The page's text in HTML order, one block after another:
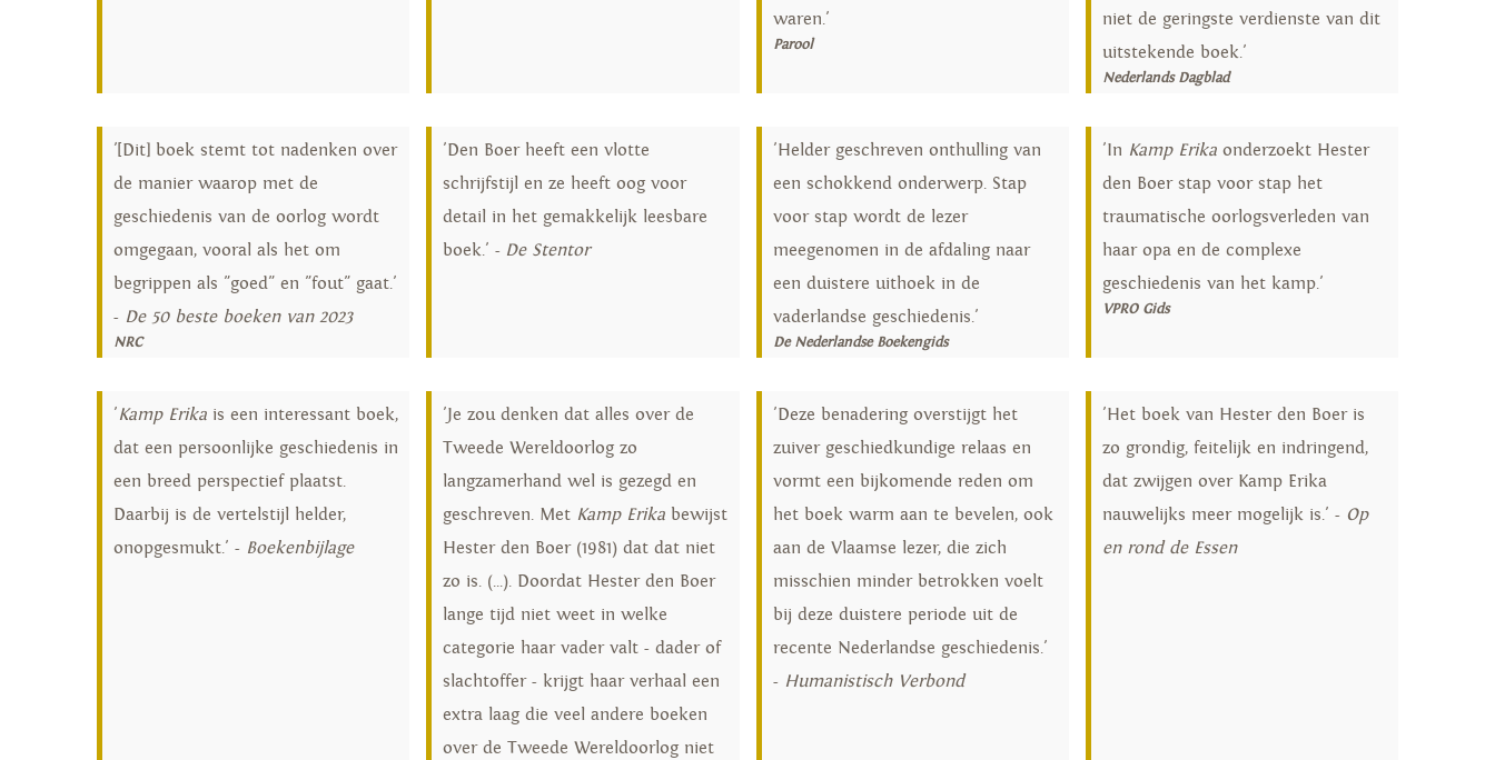
waren.'
Parool
niet de geringste verdienste van dit
uitstekende boek.'
Nederlands Dagblad
'[Dit] boek stemt tot nadenken over
de manier waarop met de
geschiedenis van de oorlog wordt
omgegaan, vooral als het om
begrippen als "goed" en "fout" gaat.'
- De 50 beste boeken van 2023
NRC
'Den Boer heeft een vlotte
schrijfstijl en ze heeft oog voor
detail in het gemakkelijk leesbare
boek.' - De Stentor
'Helder geschreven onthulling van
een schokkend onderwerp. Stap
voor stap wordt de lezer
meegenomen in de afdaling naar
een duistere uithoek in de
vaderlandse geschiedenis.'
De Nederlandse Boekengids
'In Kamp Erikaonderzoekt Hester
den Boer stap voor stap het
traumatische oorlogsverleden van
haar opa en de complexe
geschiedenis van het kamp.'
VPRO Gids
'Kamp Erika is een interessant boek,
dat een persoonlijke geschiedenis in
een breed perspectief plaatst.
Daarbij is de vertelstijl helder,
onopgesmukt.' - Boekenbijlage
'Je zou denken dat alles over de
Tweede Wereldoorlog zo
langzamerhand wel is gezegd en
geschreven. Met Kamp Erika bewijst
Hester den Boer (1981) dat dat niet
zo is. (...). Doordat Hester den Boer
lange tijd niet weet in welke
categorie haar vader valt - dader of
slachtoffer - krijgt haar verhaal een
extra laag die veel andere boeken
over de Tweede Wereldoorlog niet
'Deze benadering overstijgt het
zuiver geschiedkundige relaas en
vormt een bijkomende reden om
het boek warm aan te bevelen, ook
aan de Vlaamse lezer, die zich
misschien minder betrokken voelt
bij deze duistere periode uit de
recente Nederlandse geschiedenis.'
- Humanistisch Verbond
'Het boek van Hester den Boer is
zo grondig, feitelijk en indringend,
dat zwijgen over Kamp Erika
nauwelijks meer mogelijk is.' - Op
en rond de Essen